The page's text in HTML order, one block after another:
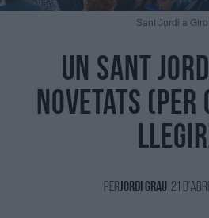
Sant Jordi a
Un Sant
novetats (per
PerJordi Grau 21